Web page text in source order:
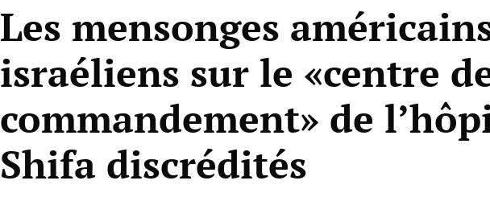
Les mensonges
israéliens sur le «centre
commandement» de
Shifa discrédités